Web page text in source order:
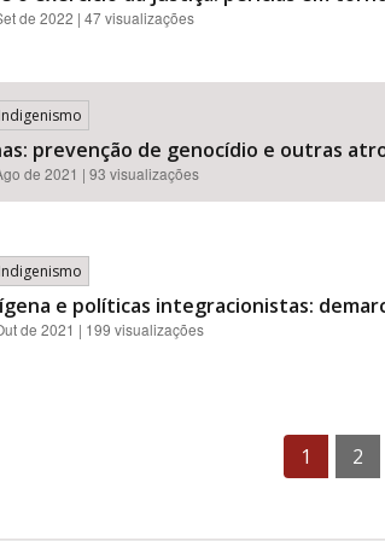
de 2022 | 47 visualizações
prevenção de genocídio e outras
de 2021 | 93 visualizações
e políticas integracionistas:
de 2021 | 199 visualizações
1 2